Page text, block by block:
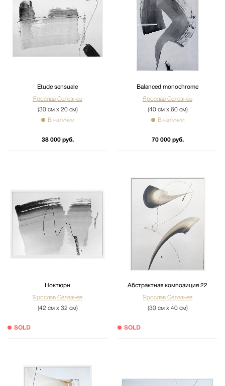
Etude sensuale
Ярослав Селезнев
(30 см х 20 см)
В наличии
38 000 руб.
Balanced monochrome
Ярослав Селезнев
(40 см х 60 см)
В наличии
70 000 руб.
Ноктюрн
Ярослав Селезнев
(42 см х 32 см)
SOLD
Абстрактная композиция 22
Ярослав Селезнев
(30 см х 40 см)
SOLD